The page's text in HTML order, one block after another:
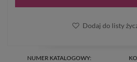
NUMER KATALOGOWY:
Dodaj do listy